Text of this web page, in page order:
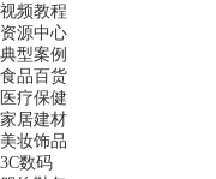
视频教程
资源中心
典型案例
食品百货
医疗保健
家居建材
美妆饰品
3C数码